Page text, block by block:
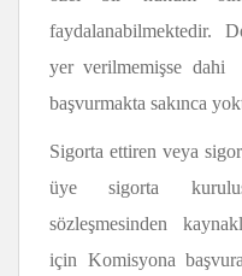
faydalanabilmektedir.
yer verilmemişse dahi
başvurmakta sakınca
Sigorta ettiren veya
üye sigorta
sözleşmesinden
için Komisyona